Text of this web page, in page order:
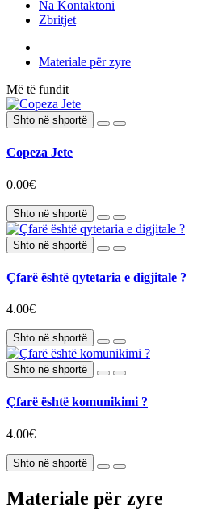
Na Kontaktoni
Zbritjet
Materiale për zyre
Më të fundit
Shto në shportë
Copeza Jete
0.00€
Shto në shportë
Shto në shportë
Çfarë është qytetaria e digjitale ?
4.00€
Shto në shportë
Shto në shportë
Çfarë është komunikimi ?
4.00€
Shto në shportë
Materiale për zyre